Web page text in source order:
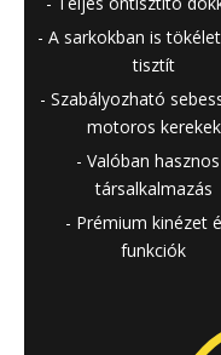
A sarkokban is
tisztít
Szabályozható
motoros kerekek
Valóban hasznos
társalkalmazás
Prémium kinézet
funkciók